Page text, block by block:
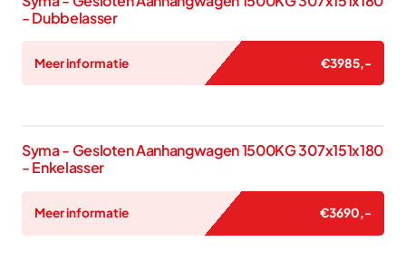
- Dubbelasser
Meer informatie €3985,-
Syma - Gesloten Aanhangwagen 1500KG 307x151x180
- Enkelasser
Meer informatie €3690,-